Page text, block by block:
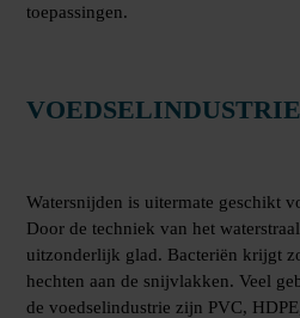
toepassingen.
VOEDSELINDUSTRIE
Watersnijden is uitermate geschikt
Door de techniek van het
uitzonderlijk glad. Bacteriën krijgt
hechten aan de snijvlakken. Veel
de voedselindustrie zijn PVC,